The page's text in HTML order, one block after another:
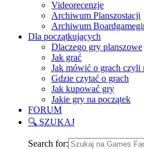
Videorecenzje
Archiwum Planszostacji
Archiwum
Dla początkujących
Dlaczego gry planszowe
Jak grać
Jak mówić o grach czyli
Gdzie czytać o grach
Jak kupować gry
Jakie gry na początek
FORUM
🔍 SZUKAJ
Search for: